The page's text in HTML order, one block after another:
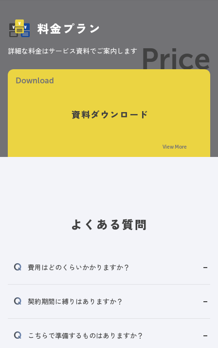
料金プラン
詳細な料金はサービス資料でご案内します
Download
資料ダウンロード
View More
Price
よくある質問
費用はどのくらいかかりますか？
契約期間に縛りはありますか？
こちらで準備するものはありますか？